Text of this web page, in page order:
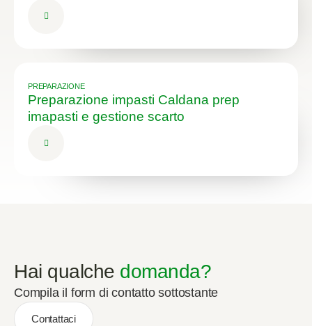
PREPARAZIONE
Preparazione impasti Caldana prep
imapasti e gestione scarto
Hai qualche domanda?
Compila il form di contatto sottostante
Contattaci